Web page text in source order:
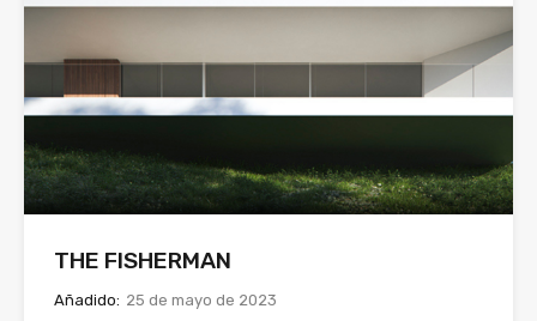
THE FISHERMAN
Añadido: 25 de mayo de 2023